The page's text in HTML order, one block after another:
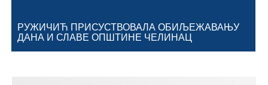
Замјеник начелника
РУЖИЧИЋ ПРИСУСТВОВАЛА ОБИЉЕЖАВАЊУ
ДАНА И СЛАВЕ ОПШТИНЕ ЧЕЛИНАЦ